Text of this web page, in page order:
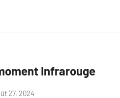
Infrarouge
27, 2024